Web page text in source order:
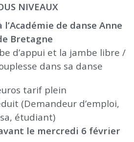
NIVEAUX
l’Académie de danse Anne
Bretagne
d’appui et la jambe libre /
dans sa danse
tarif plein
(Demandeur d’emploi,
étudiant)
le mercredi 6 février